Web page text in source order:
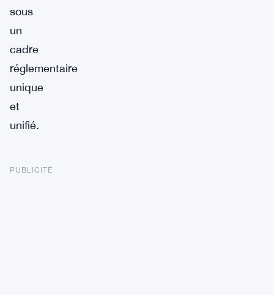
sous
un
cadre
réglementaire
unique
et
unifié.
PUBLICITÉ